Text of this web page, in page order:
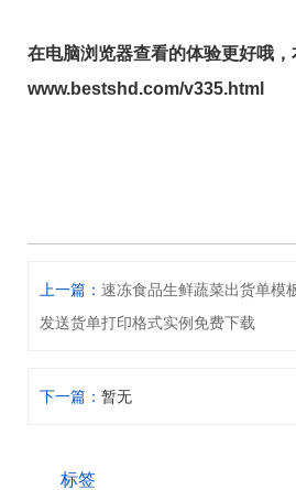
在电脑浏览器查看的体验更好哦，
www.bestshd.com/v335.html
上一篇： 速冻食品生鲜蔬菜出货单模
发送货单打印格式实例免费下载
下一篇： 暂无
标签